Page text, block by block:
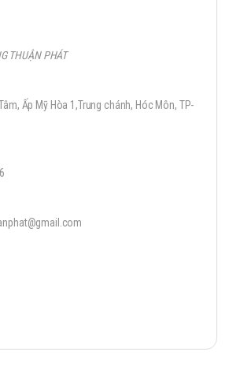
THUẬN PHÁT
Ấp Mỹ Hòa 1,Trung chánh, Hóc Môn, TP-